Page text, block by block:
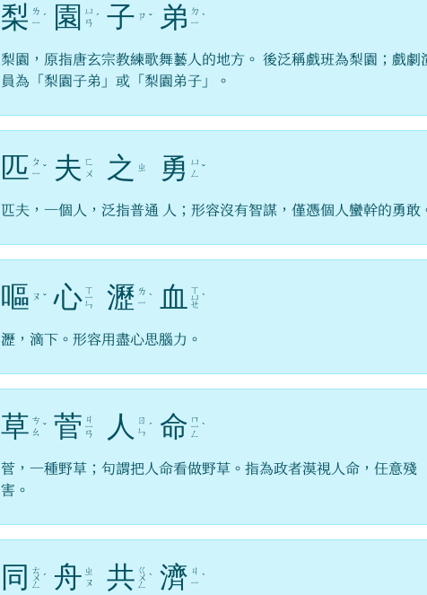
梨 ㄌ
ㄧ ˊ 園
ㄩ
ㄢ ˊ 子 ㄗ ˇ 弟 ㄉ
ㄧ ˋ
梨園，原指唐玄宗教練歌舞藝人的地方。 後泛稱戲班為梨園；戲劇
員為「梨園子弟」或「梨園弟子」。
匹 ㄆ
ㄧ ˇ 夫 ㄈ
ㄨ
之 ㄓ 勇 ㄩ
ㄥ
ˇ
匹夫，一個人，泛指普通 人；形容沒有智謀，僅憑個人蠻幹的勇敢
嘔 ㄡ ˇ 心 ㄒ
ㄧ
ㄣ 瀝 ㄌ
ㄧ ˋ 血 ㄒ
ㄩ
ㄝ
ˋ
瀝，滴下。形容用盡心思腦力。
草 ㄘ
ㄠ ˇ 菅 ㄐ
ㄧ
ㄢ 人
ㄖ
ㄣ ˊ 命 ㄇ
ㄧ
ㄥ
ˋ
菅，一種野草；句謂把人命看做野草。指為政者漠視人命，任意殘
害。
同 ㄊ
ㄨ
ㄥ
ˊ 舟 ㄓ
ㄡ
共 ㄍ
ㄨ
ㄥ
ˋ 濟 ㄐ
ㄧ ˋ